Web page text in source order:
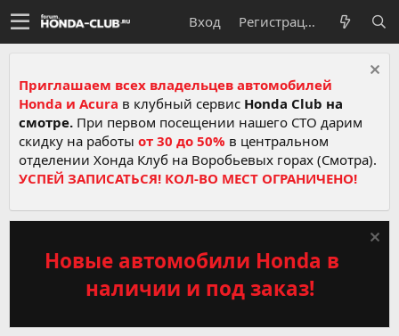
Вход Регистрация
Приглашаем всех владельцев автомобилей
Honda и Acura в клубный сервис Honda Club на
смотре. При первом посещении нашего СТО дарим
скидку на работы от 30 до 50% в центральном
отделении Хонда Клуб на Воробьевых горах (Смотра).
УСПЕЙ ЗАПИСАТЬСЯ! КОЛ-ВО МЕСТ ОГРАНИЧЕНО!
Новые автомобили Honda в
наличии и под заказ!